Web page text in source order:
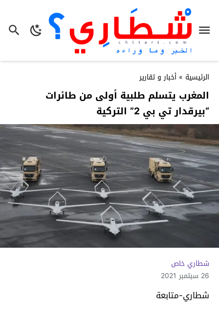
الرئيسية » أخبار و تقارير
المغرب يتسلم طلبية أولى من طائرات
“بيرقدار تي بي 2” التركية
شطاري خاص
26 سبتمبر 2021
شطاري-متابعة